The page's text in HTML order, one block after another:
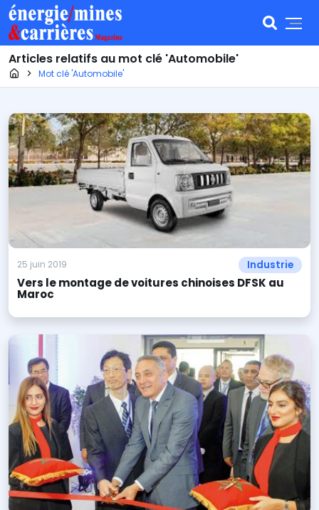
Articles relatifs au mot clé 'Automobile'
Page d'accueil
Mot clé 'Automobile'
25 juin 2019 Industrie
Vers le montage de voitures chinoises DFSK au
Maroc